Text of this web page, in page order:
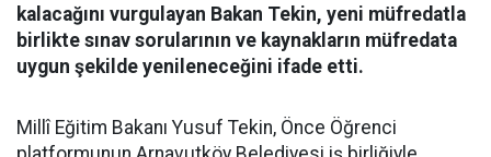
kalacağını vurgulayan Bakan Tekin, yeni müfredatla
birlikte sınav sorularının ve kaynakların müfredata
uygun şekilde yenileneceğini ifade etti.
Millî Eğitim Bakanı Yusuf Tekin, Önce Öğrenci